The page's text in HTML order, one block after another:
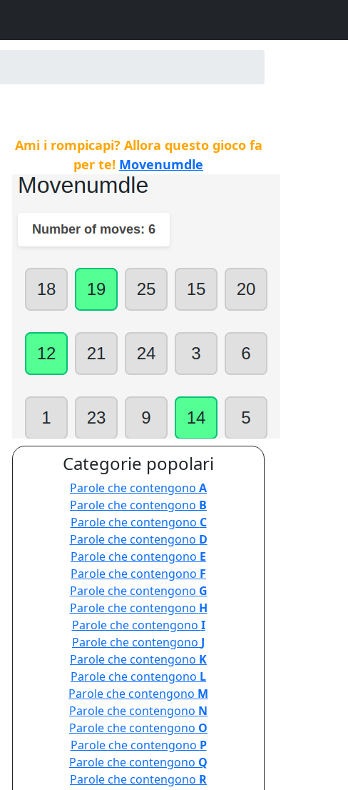
Ami i rompicapi? Allora questo gioco fa
per te! Movenumdle
Categorie popolari
Parole che contengono A
Parole che contengono B
Parole che contengono C
Parole che contengono D
Parole che contengono E
Parole che contengono F
Parole che contengono G
Parole che contengono H
Parole che contengono I
Parole che contengono J
Parole che contengono K
Parole che contengono L
Parole che contengono M
Parole che contengono N
Parole che contengono O
Parole che contengono P
Parole che contengono Q
Parole che contengono R